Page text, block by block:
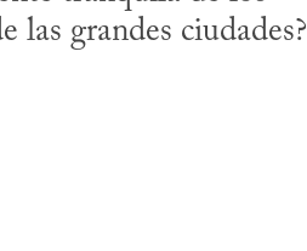
las grandes ciudades?